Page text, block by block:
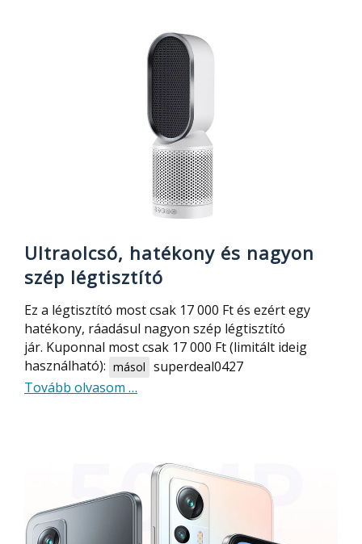
durván
olcsón
65km/h
sebesség:
SUNNIGOO
Ultraolcsó, hatékony és nagyon
szép légtisztító
Ez a légtisztító most csak 17 000 Ft és ezért egy
hatékony, ráadásul nagyon szép légtisztító
jár. Kuponnal most csak 17 000 Ft (limitált ideig
használható): másol superdeal0427
Tovább olvasom about
nagyon
szép
légtisztító
…